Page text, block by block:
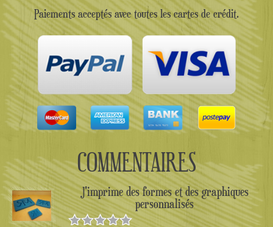
Paiements acceptés avec toutes les cartes de crédit.
COMMENTAIRES
J'imprime des formes et des graphiques
personnalisés